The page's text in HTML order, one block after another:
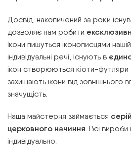
Досвід, накопичений за роки
дозволяє нам робити
Ікони пишуться іконописцями
індивідуальні речі, існують в
ікон створюються кіоти-футляри
захищають ікони від зовнішнього
значущість.
Наша майстерня займається
церковного начиння. Всі
індивідуально.